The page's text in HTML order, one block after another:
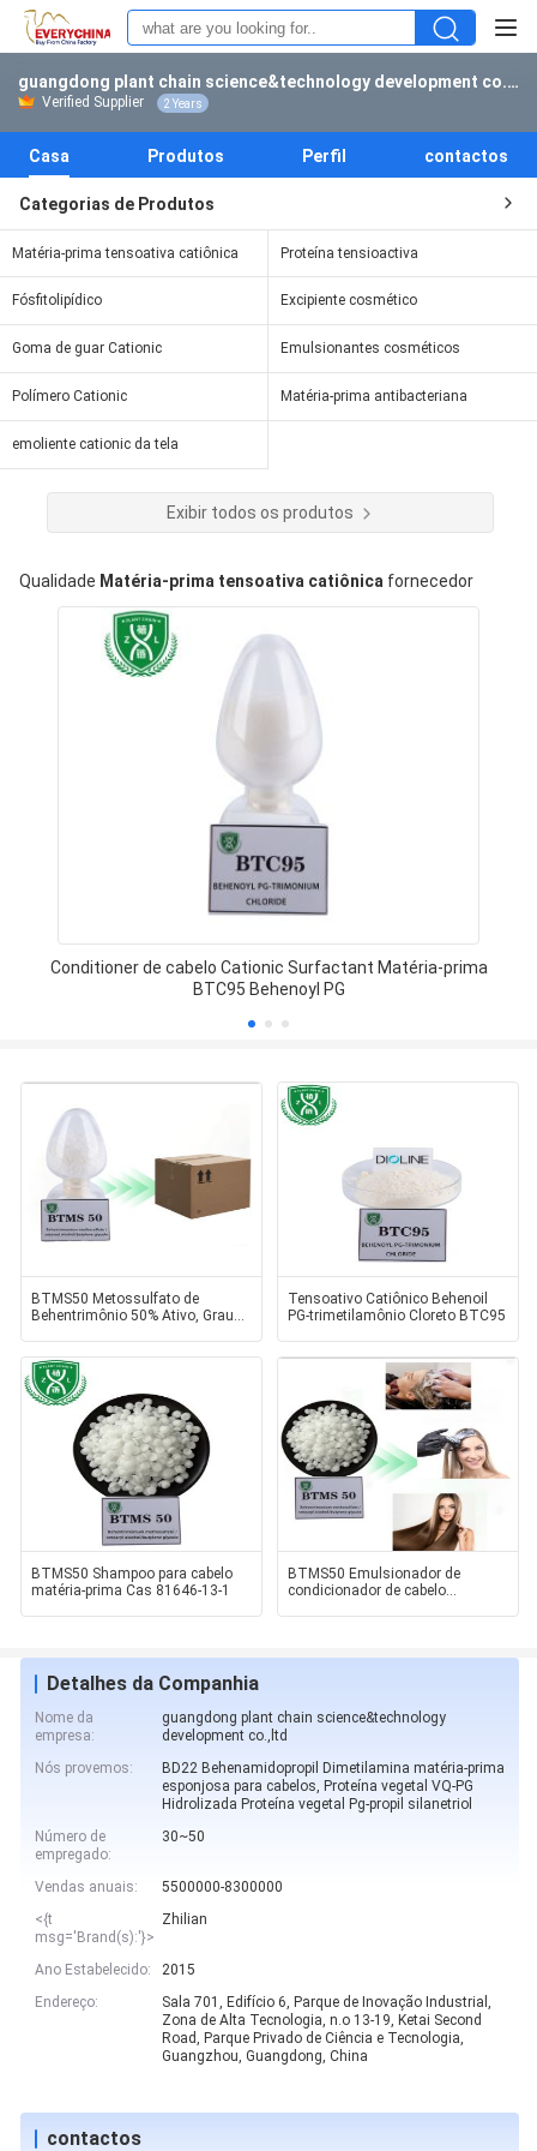
guangdong plant chain science&technology development co.,ltd
Verified Supplier 2 Years
Casa Produtos Perfil contactos
Categorias de Produtos
Matéria-prima tensoativa catiônica Proteína tensioactiva
Fósfitolipídico Excipiente cosmético
Goma de guar Cationic Emulsionantes cosméticos
Polímero Cationic Matéria-prima antibacteriana
emoliente cationic da tela
Exibir todos os produtos
Qualidade Matéria-prima tensoativa catiônica fornecedor
Conditioner de cabelo Cationic Surfactant Matéria-prima
BTC95 Behenoyl PG
BTMS50 Metossulfato de
Behentrimônio 50% Ativo, Grau
Tensoativo Catiônico Behenoil
PG-trimetilamônio Cloreto BTC95
BTMS50 Shampoo para cabelo
matéria-prima Cas 81646-13-1
BTMS50 Emulsionador de
condicionador de cabelo
Detalhes da Companhia
Nome da
empresa:
guangdong plant chain science&technology
development co.,ltd
Nós provemos:
BD22 Behenamidopropil Dimetilamina matéria-prima
esponjosa para cabelos, Proteína vegetal VQ-PG
Hidrolizada Proteína vegetal Pg-propil silanetriol
Número de
empregado:
30~50
Vendas anuais:
5500000-8300000
<{t
msg='Brand(s):'}>
Zhilian
Ano Estabelecido:
2015
Endereço:
Sala 701, Edifício 6, Parque de Inovação Industrial,
Zona de Alta Tecnologia, n.o 13-19, Ketai Second
Road, Parque Privado de Ciência e Tecnologia,
Guangzhou, Guangdong, China
contactos